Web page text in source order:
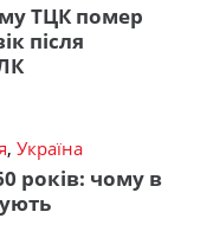
ТЦК помер
після
, Україна
років: чому в